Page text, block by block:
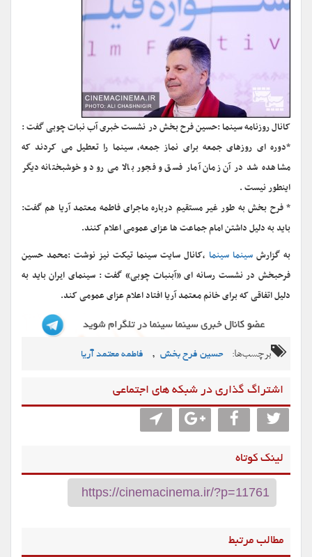
کانال روزنامه سینما :حسین فرح بخش در نشست خبری آب نبات چوبی گفت :
*دوره ای روزهای جمعه برای نماز جمعه، سینما را تعطیل می کردند که
مشاهده شد در آن زمان آمار فسق و فجور بالا می رود و خوشبختانه دیگر
اینطور نیست .
* فرح بخش به طور غیر مستقیم درباره ماجرای فاطمه معتمد آریا هم گفت:
باید به دلیل داشتن امام جماعت ها عزای عمومی اعلام کنند.
به گزارش سینما سینما ،کانال سایت سینما تیکت نیز نوشت :محمد حسین
فرحبخش در نشست رسانه ای «آبنبات چوبی» گفت : سینمای ایران باید به
دلیل اتفاقی که برای خانم معتمد آریا افتاد اعلام عزای عمومی کند.
برچسب‌ها: حسین فرح بخش , فاطمه معتمد آریا
اشتراگ گذاری در شبکه های اجتماعی
لینک کوتاه
مطالب مرتبط